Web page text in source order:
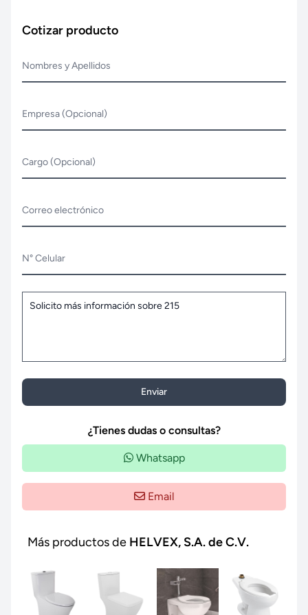
Cotizar producto
Nombres y Apellidos
Empresa (Opcional)
Cargo (Opcional)
Correo electrónico
N° Celular
Enviar
¿Tienes dudas o consultas?
Whatsapp
Email
Más productos de HELVEX, S.A. de C.V.